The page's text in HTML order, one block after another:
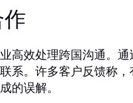
作
高效处理跨国沟通。
系。许多客户反馈称
的误解。